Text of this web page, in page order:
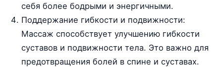
себя более бодрыми и энергичными.
Поддержание гибкости и подвижности:
Массаж способствует улучшению гибкости
суставов и подвижности тела. Это важно для
предотвращения болей в спине и суставах.